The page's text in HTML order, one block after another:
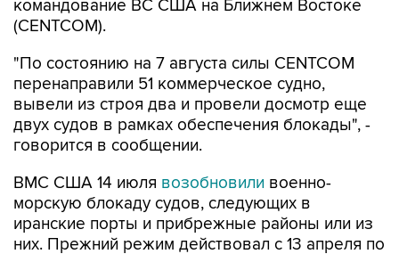
"По состоянию на 7 августа силы CENTCOM
вывели из строя два и провели досмотр еще
двух судов в рамках обеспечения блокады", -
говорится в сообщении.
ВМС США 14 июлявозобновили
иранские порты и прибрежные районы или из
них. Прежний режим действовал с 13 апреля по
18 июня.